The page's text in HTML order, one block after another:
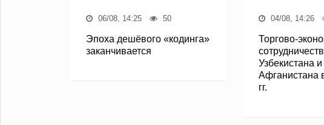
06/08, 14:25 50
Эпоха дешёвого «кодинга»
заканчивается
04/08, 14:26
Торгово-
Узбекистана и
Афганистана
гг.